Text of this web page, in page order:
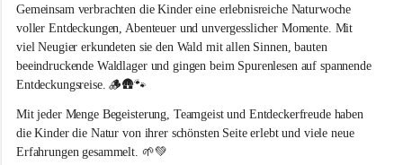
k
i
r
c
h
e
n
b
e
i
Gemeinsam verbrachten die Kinder eine erlebnisreiche Naturwoche
voller Entdeckungen, Abenteuer und unvergesslicher Momente. Mit
viel Neugier erkundeten sie den Wald mit allen Sinnen, bauten
beeindruckende Waldlager und gingen beim Spurenlesen auf spannende
Entdeckungsreise. 🪵🛖🐾
Mit jeder Menge Begeisterung, Teamgeist und Entdeckerfreude haben
die Kinder die Natur von ihrer schönsten Seite erlebt und viele neue
Erfahrungen gesammelt. 🌱💚